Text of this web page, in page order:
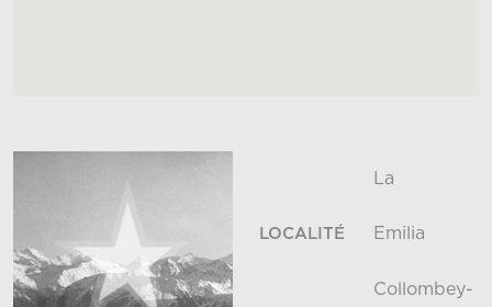
LOCALITÉ
La
Emilia
Collombey-